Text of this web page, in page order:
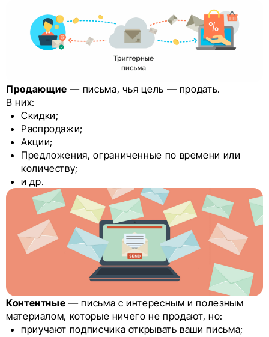
Продающие — письма, чья цель — продать.
В них:
Скидки;
Распродажи;
Акции;
Предложения, ограниченные по времени или
количеству;
и др.
Контентные — письма с интересным и полезным
материалом, которые ничего не продают, но:
приучают подписчика открывать ваши письма;